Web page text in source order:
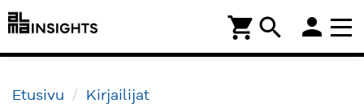
search
shopping_cart person
Etusivu Kirjailijat